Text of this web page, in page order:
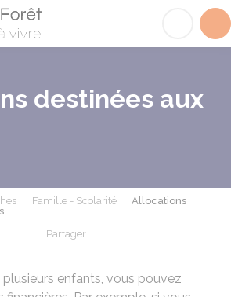
destinées aux
Famille - Scolarité
Allocations
Partager
enfants, vous pouvez